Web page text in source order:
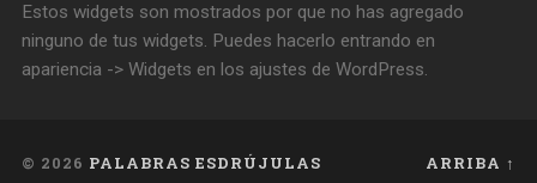
Estos widgets son mostrados por que no has agregado
ninguno de tus widgets. Puedes hacerlo entrando en
apariencia -> Widgets en los ajustes de WordPress.
© 2026 PALABRAS ESDRÚJULAS ARRIBA ↑